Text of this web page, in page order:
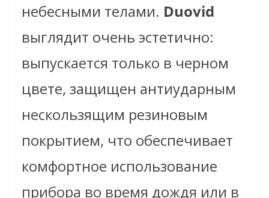
небесными телами. Duovid
выглядит очень эстетично:
выпускается только в черном
цвете, защищен антиударным
нескользящим резиновым
покрытием, что обеспечивает
комфортное использование
прибора во время дождя или в